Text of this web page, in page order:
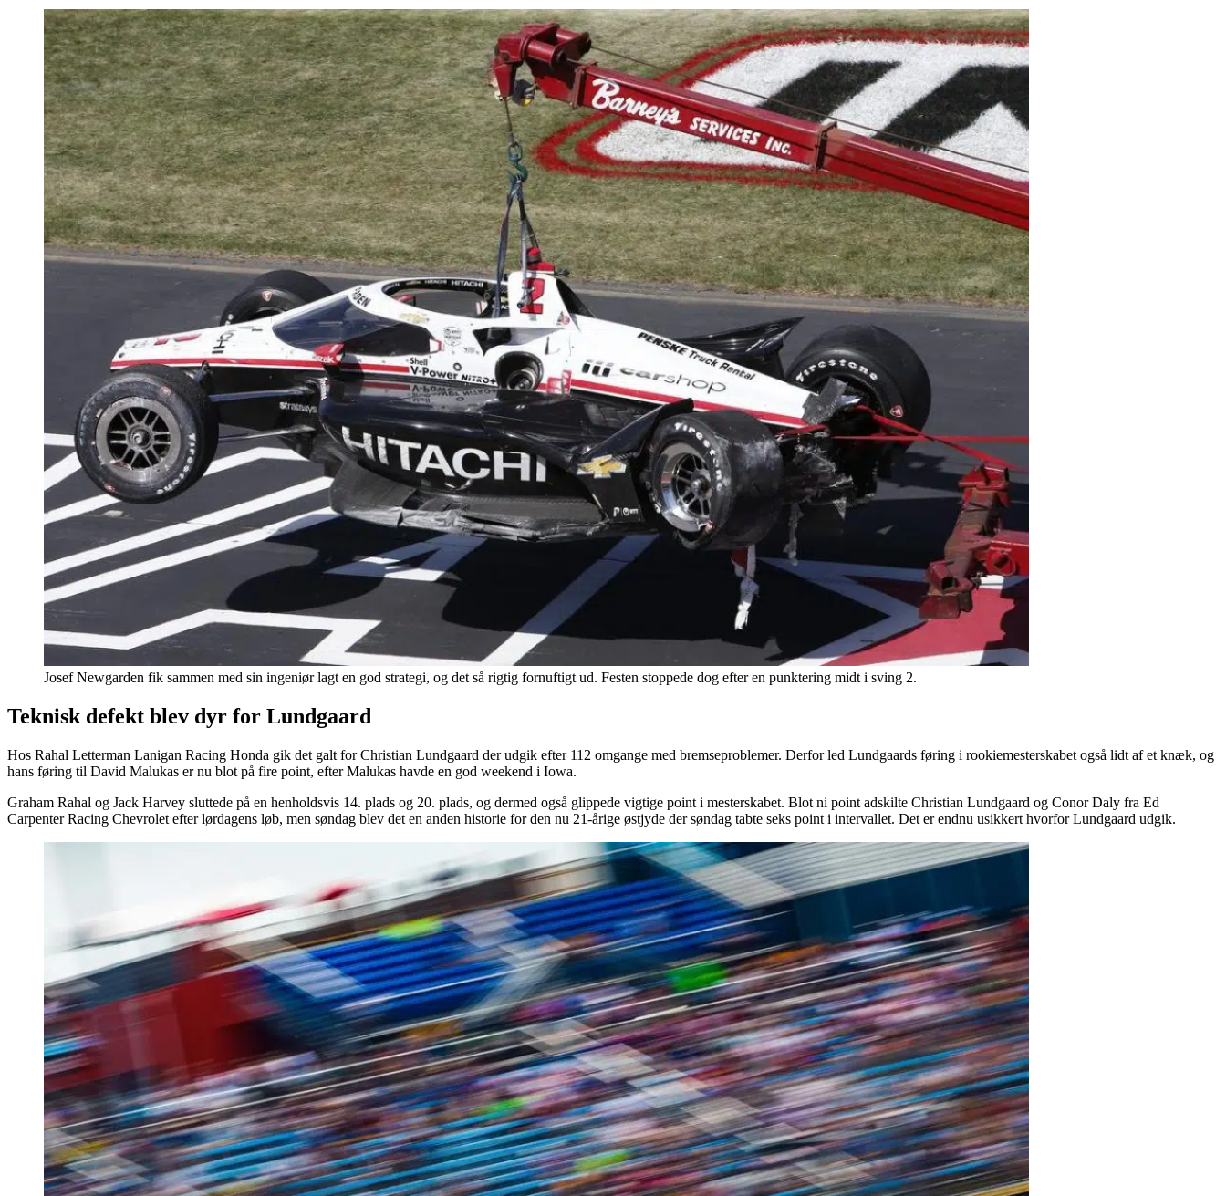
Josef Newgarden fik sammen med sin ingeniør lagt en god strategi, og det så rigtig fornuftigt ud. Festen stoppede dog efter en punktering midt i sving 2.
Teknisk defekt blev dyr for Lundgaard
Hos Rahal Letterman Lanigan Racing Honda gik det galt for Christian Lundgaard der udgik efter 112 omgange med bremseproblemer. Derfor led Lundgaards føring i rookiemesterskabet også lidt af et knæk, og
hans føring til David Malukas er nu blot på fire point, efter Malukas havde en god weekend i Iowa.
Graham Rahal og Jack Harvey sluttede på en henholdsvis 14. plads og 20. plads, og dermed også glippede vigtige point i mesterskabet. Blot ni point adskilte Christian Lundgaard og Conor Daly fra Ed
Carpenter Racing Chevrolet efter lørdagens løb, men søndag blev det en anden historie for den nu 21-årige østjyde der søndag tabte seks point i intervallet. Det er endnu usikkert hvorfor Lundgaard udgik.